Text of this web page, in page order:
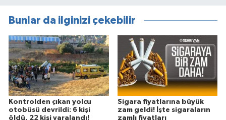
Bunlar da ilginizi çekebilir
Kontrolden çıkan yolcu
otobüsü devrildi: 6 kişi
öldü, 22 kişi yaralandı!
Sigara fiyatlarına büyük
zam geldi! İşte sigaraların
zamlı fiyatları